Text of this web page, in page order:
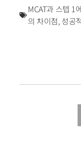
MCAT과 스텝 1
의 차이점, 성공